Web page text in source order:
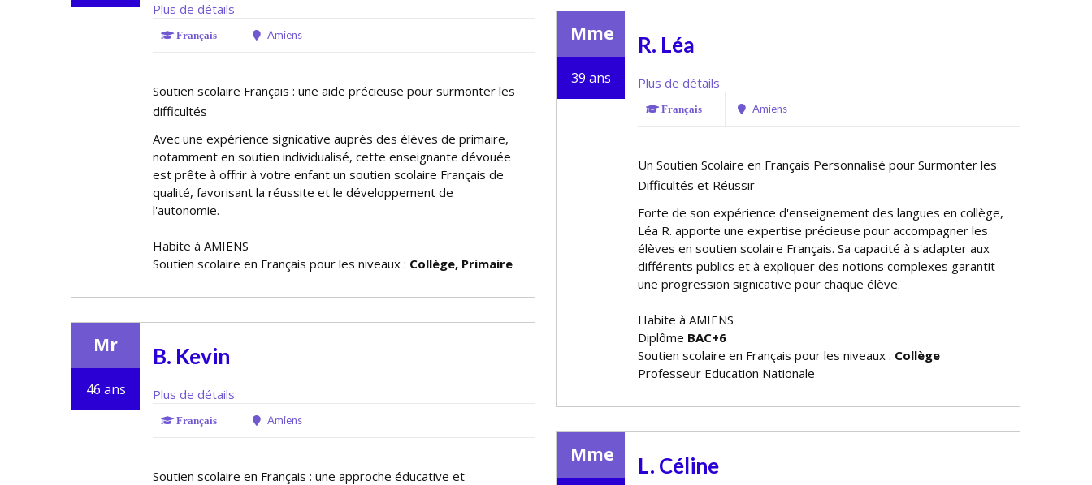
Plus de détails
Français Amiens
Soutien scolaire Français : une aide précieuse pour surmonter les
difficultés
Avec une expérience significative auprès des élèves de primaire,
notamment en soutien individualisé, cette enseignante dévouée
est prête à offrir à votre enfant un soutien scolaire Français de
qualité, favorisant la réussite et le développement de
l'autonomie.
Habite à AMIENS
Soutien scolaire en Français pour les niveaux : Collège, Primaire
Mme
39 ans
R. Léa
Plus de détails
Français Amiens
Un Soutien Scolaire en Français Personnalisé pour Surmonter les
Difficultés et Réussir
Forte de son expérience d'enseignement des langues en collège,
Léa R. apporte une expertise précieuse pour accompagner les
élèves en soutien scolaire Français. Sa capacité à s'adapter aux
différents publics et à expliquer des notions complexes garantit
une progression significative pour chaque élève.
Habite à AMIENS
Diplôme BAC+6
Soutien scolaire en Français pour les niveaux : Collège
Professeur Education Nationale
Mr
46 ans
B. Kevin
Plus de détails
Français Amiens
Soutien scolaire en Français : une approche éducative et
Mme L. Céline